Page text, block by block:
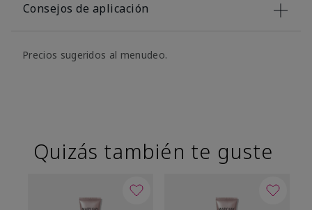
Consejos de aplicación
Precios sugeridos al menudeo.
Quizás también te guste